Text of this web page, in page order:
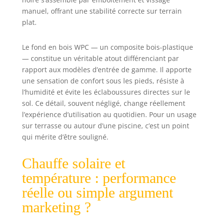
L'alimentation en eau doit rester
ouverte pendant l'utilisation afin
correct. Avant de prendre une
douche, ajoutez de l'eau froide et
vérifiez la température, en
particulier en cas de fort
ensoleillement.
manuel, offrant une stabilité correcte sur terrain
plat.
Le fond en bois WPC — un composite bois-plastique
— constitue un véritable atout différenciant par
rapport aux modèles d’entrée de gamme. Il apporte
une sensation de confort sous les pieds, résiste à
l’humidité et évite les éclaboussures directes sur le
sol. Ce détail, souvent négligé, change réellement
l’expérience d’utilisation au quotidien. Pour un usage
sur terrasse ou autour d’une piscine, c’est un point
qui mérite d’être souligné.
Chauffe solaire et
température : performance
réelle ou simple argument
marketing ?